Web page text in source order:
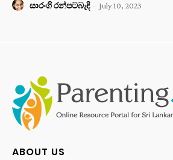
සාරංගි රන්පටබැඳි - July 10, 2023
ABOUT US